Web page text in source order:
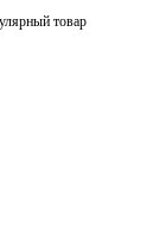
товар